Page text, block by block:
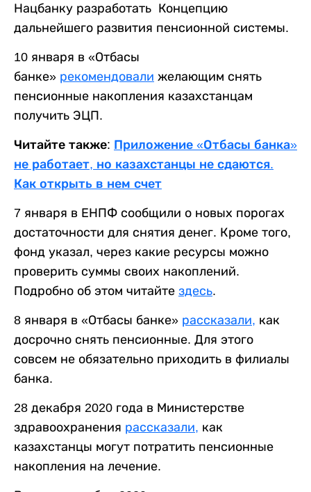
Нацбанку разработать Концепцию
дальнейшего развития пенсионной системы.
10 января в «Отбасы
банке» рекомендовали желающим снять
пенсионные накопления казахстанцам
получить ЭЦП.
Читайте также: Приложение «Отбасы банка»
не работает, но казахстанцы не сдаются.
Как открыть в нем счет
7 января в ЕНПФ сообщили о новых порогах
достаточности для снятия денег. Кроме того,
фонд указал, через какие ресурсы можно
проверить суммы своих накоплений.
Подробно об этом читайте здесь.
8 января в «Отбасы банке» рассказали, как
досрочно снять пенсионные. Для этого
совсем не обязательно приходить в филиалы
банка.
28 декабря 2020 года в Министерстве
здравоохранения рассказали, как
казахстанцы могут потратить пенсионные
накопления на лечение.